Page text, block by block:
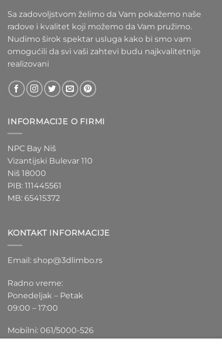
Sa zadovoljstvom želimo da Vam pokažemo naše
radove i kvalitet koji možemo da Vam pružimo.
Nudimo širok spektar usluga kako bi smo vam
omogućili da svi vaši zahtevi budu najkvalitetnije
realizovani
INFORMACIJE O FIRMI
NPC Bay Niš
Vizantijski Bulevar 110
Niš 18000
PIB: 111445561
MB: 65415372
KONTAKT INFORMACIJE
Email: shop@3dlimbo.rs
Radno vreme:
Ponedeljak – Petak
09:00 – 17:00
Mobilni: 061/5000-526